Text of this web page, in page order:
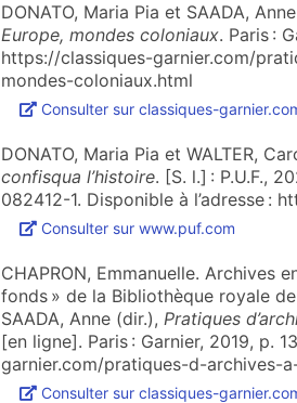
DONATO, Maria Pia et SAADA,
Europe, mondes coloniaux. Paris :
https://classiques-garnier.com/
mondes-coloniaux.html
Consulter sur classiques-
DONATO, Maria Pia et WALTER,
confisqua l’histoire. [S. l.] : P.U.F.,
082412-1. Disponible à l’adresse :
Consulter sur www.puf.com
CHAPRON, Emmanuelle. Archives
fonds » de la Bibliothèque royale
SAADA, Anne (dir.), Pratiques
[en ligne]. Paris : Garnier, 2019, p.
garnier.com/pratiques-d-archives-
Consulter sur classiques-